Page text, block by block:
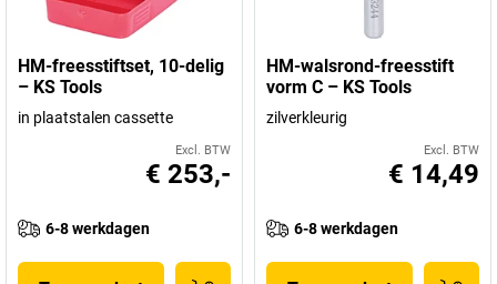
HM-freesstiftset, 10-delig
– KS Tools
in plaatstalen cassette
Excl. BTW
€ 253,-
6-8 werkdagen
HM-walsrond-freesstift
vorm C – KS Tools
zilverkleurig
Excl. BTW
€ 14,49
6-8 werkdagen